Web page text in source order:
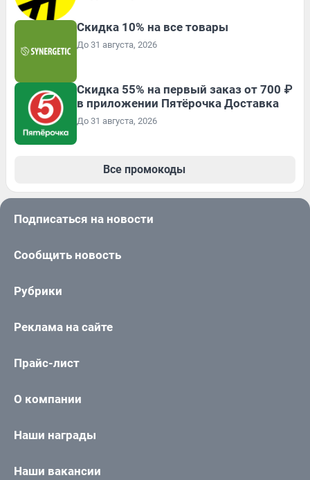
Скидка 10% на все товары
До 31 августа, 2026
Скидка 55% на первый заказ от 700 ₽
в приложении Пятёрочка Доставка
До 31 августа, 2026
Все промокоды
Подписаться на новости
Сообщить новость
Рубрики
Реклама на сайте
Прайс-лист
О компании
Наши награды
Наши вакансии